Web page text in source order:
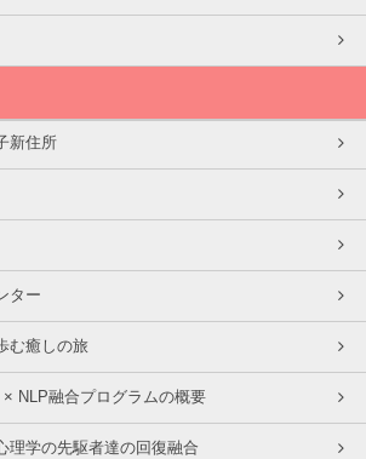
新住所
ター
む癒しの旅
NLP融合プログラムの概要
理学の先駆者達の回復融合